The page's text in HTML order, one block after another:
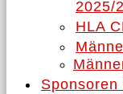
2025/
HLA